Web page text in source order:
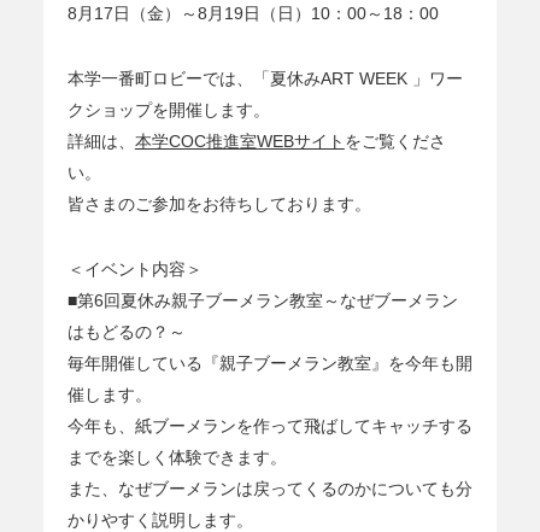
8月17日（金）～8月19日（日）10：00～18：00
本学一番町ロビーでは、「夏休みART WEEK 」ワー
クショップを開催します。
詳細は、 本学COC推進室WEBサイト をご覧くださ
い。
皆さまのご参加をお待ちしております。
＜イベント内容＞
■第6回夏休み親子ブーメラン教室～なぜブーメラン
はもどるの？～
毎年開催している『親子ブーメラン教室』を今年も開
催します。
今年も、紙ブーメランを作って飛ばしてキャッチする
までを楽しく体験できます。
また、なぜブーメランは戻ってくるのかについても分
かりやすく説明します。